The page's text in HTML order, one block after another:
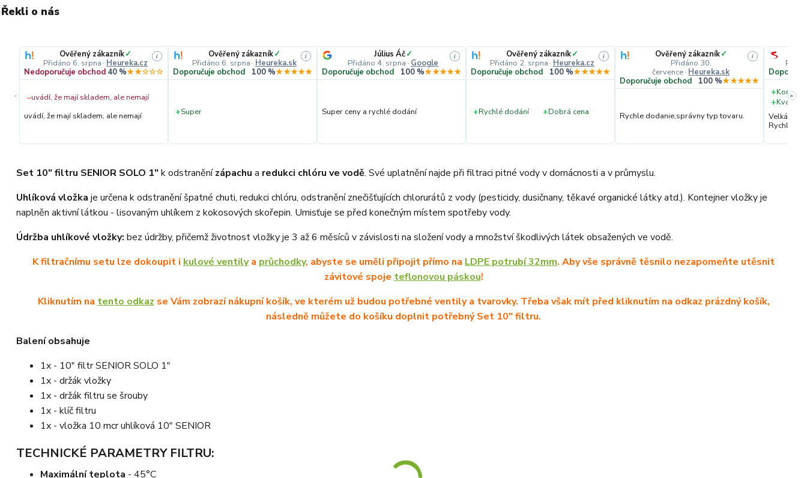
Řekli o nás
«
Ověřený zákazník✓
Přidáno 6. srpna · Heureka.cz
i
Nedoporučuje obchod 40 %★★☆☆☆
−uvádí, že mají skladem, ale nemají
uvádí, že mají skladem, ale nemají
Ověřený zákazník✓
Přidáno 6. srpna · Heureka.sk
i
Doporučuje obchod 100 %★★★★★
+Super
Július Áč✓
Přidáno 4. srpna · Google
i
Doporučuje obchod 100 %★★★★★
Super ceny a rychlé dodání
Ověřený zákazník✓
Přidáno 2. srpna · Heureka.cz
i
Doporučuje obchod 100 %★★★★★
+Rychlé dodání +Dobrá cena
Ověřený zákazník✓
Přidáno 30.
července · Heureka.sk
i
Doporučuje obchod 100 %★★★★★
Rychle dodanie,správny typ tovaru.
+
+Kvalita
Velká
Rychlé
»
Set 10" filtru SENIOR SOLO 1"k odstraněnízápachu a redukci chlóru ve vodě. Své uplatnění najde při filtraci pitné vody v domácnosti a v průmyslu.
Uhlíková vložka je určena k odstranění špatné chuti, redukci chlóru, odstranění znečišťujících chlorurátů z vody (pesticidy, dusičnany, těkavé organické látky atd.). Kontejner vložky je
naplněn aktivní látkou - lisovaným uhlíkem z kokosových skořepin. Umisťuje se před konečným místem spotřeby vody.
Údržba uhlíkové vložky: bez údržby, přičemž životnost vložky je 3 až 6 měsíců v závislosti na složení vody a množství škodlivých látek obsažených ve vodě.
K filtračnímu setu lze dokoupit i kulové ventilya průchodky, abyste se uměli připojit přímo na LDPE potrubí 32mm. Aby vše správně těsnilo nezapomeňte utěsnit
závitové spoje teflonovou páskou!
Kliknutím na tento odkaz se Vám zobrazí nákupní košík, ve kterém už budou potřebné ventily a tvarovky. Třeba však mít před kliknutím na odkaz prázdný košík,
následně můžete do košíku doplnit potřebný Set 10" filtru.
Balení obsahuje
1x - 10" filtr SENIOR SOLO 1"
1x - držák vložky
1x - držák filtru se šrouby
1x - klíč filtru
1x - vložka 10 mcr uhlíková 10" SENIOR
TECHNICKÉ PARAMETRY FILTRU:
Maximální teplota - 45°C